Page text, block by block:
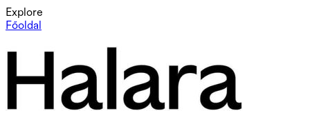
Explore
Főoldal